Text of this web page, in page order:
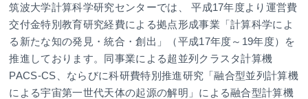
筑波大学計算科学研究センターでは、 平成17年度より運営費
交付金特別教育研究経費による拠点形成事業「計算科学によ
る新たな知の発見・統合・創出」（平成17年度～19年度）を
推進しております。同事業による超並列クラスタ計算機
PACS-CS、ならびに科研費特別推進研究「融合型並列計算機
による宇宙第一世代天体の起源の解明」による融合型計算機